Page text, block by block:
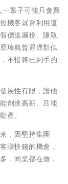
輩子可能只會買
機客就會利用這
價逃漏稅、賺取
瑋就曾遇過類似
不惜將已到手的
展性有限，讓他
創造高薪、且能
產。
，因堅持集團
賺快錢的機會，
，同業都在做，